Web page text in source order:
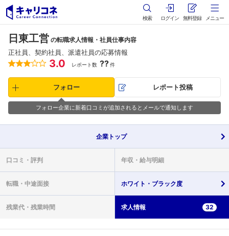
検索 ログイン 無料登録 メニュー
日東工営 の転職求人情報・社員仕事内容
正社員、契約社員、派遣社員の応募情報
3.0 レポート数 ??件
フォロー レポート投稿
フォロー企業に新着口コミが追加されるとメールで通知します
企業 トップ
口コミ・ 評判 年収・ 給与明細
転職・ 中途面接 ホワイト・ ブラック度
残業代・ 残業時間 求人情報 32